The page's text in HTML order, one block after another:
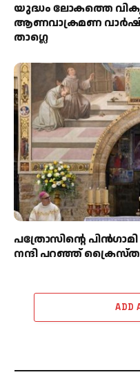
യുദ്ധം ലോകത്തെ
ആണവാക്രമണ
താഗ്ലെ
പത്രോസിന്റെ
നന്ദി പറഞ്ഞ്
ADD